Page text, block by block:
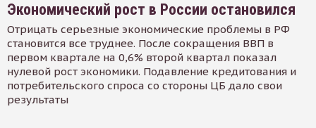
Экономический рост в России остановился
Отрицать серьезные экономические проблемы в РФ
становится все труднее. После сокращения ВВП в
первом квартале на 0,6% второй квартал показал
нулевой рост экономики. Подавление кредитования и
потребительского спроса со стороны ЦБ дало свои
результаты